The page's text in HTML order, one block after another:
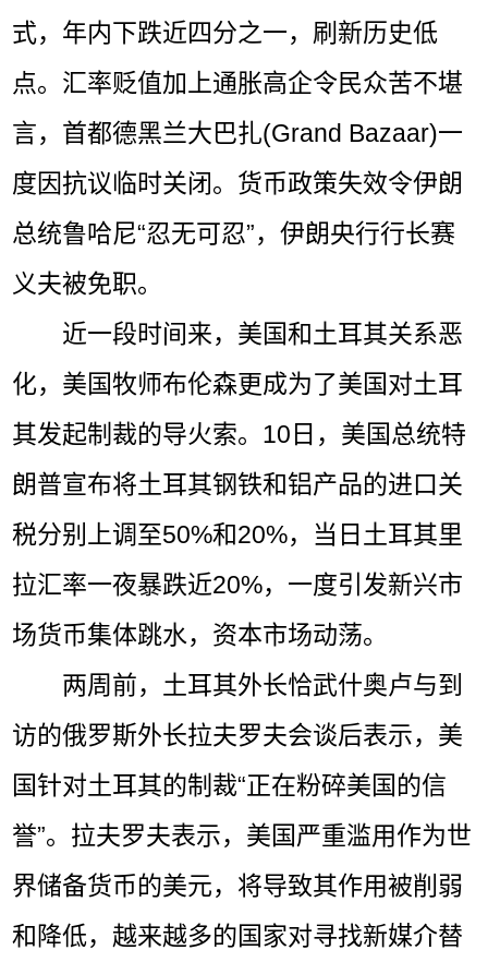
式，年内下跌近四分之一，刷新历史低
点。汇率贬值加上通胀高企令民众苦不堪
言，首都德黑兰大巴扎(Grand Bazaar)一
度因抗议临时关闭。货币政策失效令伊朗
总统鲁哈尼“忍无可忍”，伊朗央行行长赛
义夫被免职。
近一段时间来，美国和土耳其关系恶
化，美国牧师布伦森更成为了美国对土耳
其发起制裁的导火索。10日，美国总统特
朗普宣布将土耳其钢铁和铝产品的进口关
税分别上调至50%和20%，当日土耳其里
拉汇率一夜暴跌近20%，一度引发新兴市
场货币集体跳水，资本市场动荡。
两周前，土耳其外长恰武什奥卢与到
访的俄罗斯外长拉夫罗夫会谈后表示，美
国针对土耳其的制裁“正在粉碎美国的信
誉”。拉夫罗夫表示，美国严重滥用作为世
界储备货币的美元，将导致其作用被削弱
和降低，越来越多的国家对寻找新媒介替